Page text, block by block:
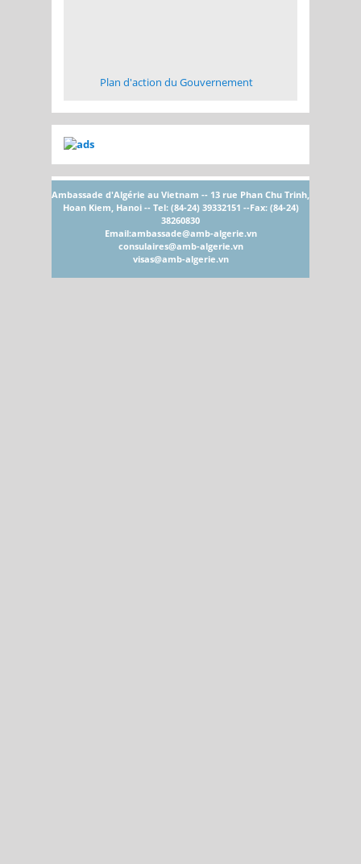
Plan d'action du Gouvernement
Ambassade d'Algérie au Vietnam -- 13 rue Phan Chu Trinh,
Hoan Kiem, Hanoi -- Tel: (84-24) 39332151 --Fax: (84-24)
38260830
Email:ambassade@amb-algerie.vn
consulaires@amb-algerie.vn
visas@amb-algerie.vn